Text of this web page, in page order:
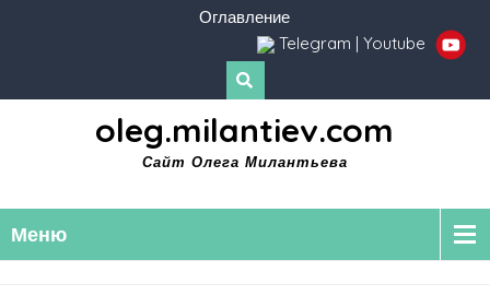
Оглавление
Telegram | Youtube
oleg.milantiev.com
Сайт Олега Милантьева
Меню